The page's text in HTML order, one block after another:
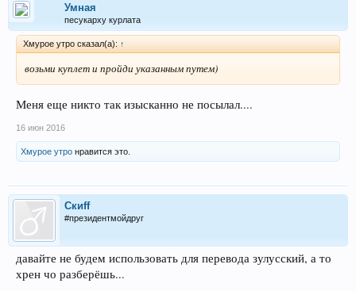
Умная
песукарху курлата
Хмурое утро сказал(а): ↑
возьми куплет и пройди указанным путем)
Меня еще никто так изысканно не посылал....
16 июн 2016
Хмурое утро нравится это.
Скиff
#президентмойдруг
давайте не будем использовать для перевода зулусский, а то
хрен чо разберёшь...